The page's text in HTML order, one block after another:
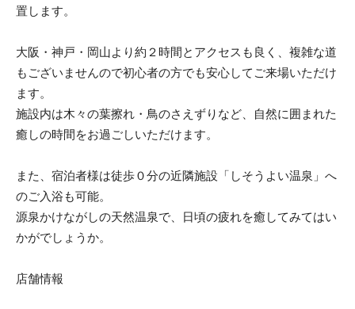
置します。
大阪・神戸・岡山より約２時間とアクセスも良く、複雑な道
もございませんので初心者の方でも安心してご来場いただけ
ます。
施設内は木々の葉擦れ・鳥のさえずりなど、自然に囲まれた
癒しの時間をお過ごしいただけます。
また、宿泊者様は徒歩０分の近隣施設「しそうよい温泉」へ
のご入浴も可能。
源泉かけながしの天然温泉で、日頃の疲れを癒してみてはい
かがでしょうか。
店舗情報